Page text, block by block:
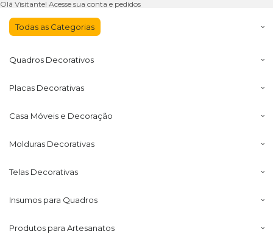
Olá Visitante! Acesse sua conta e pedidos
Todas as Categorias
Quadros Decorativos
Placas Decorativas
Casa Móveis e Decoração
Molduras Decorativas
Telas Decorativas
Insumos para Quadros
Produtos para Artesanatos